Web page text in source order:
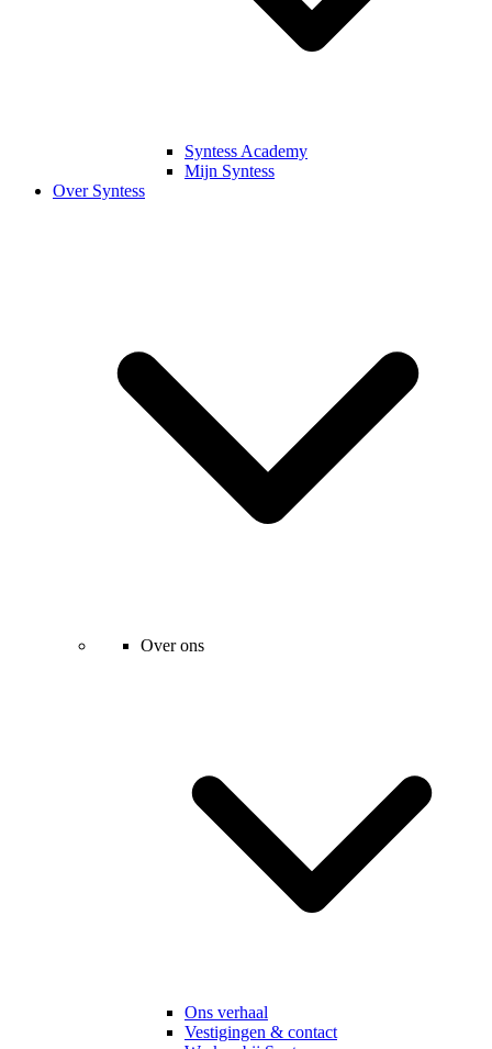
Syntess Academy
Mijn Syntess
Over Syntess
Over ons
Ons verhaal
Vestigingen & contact